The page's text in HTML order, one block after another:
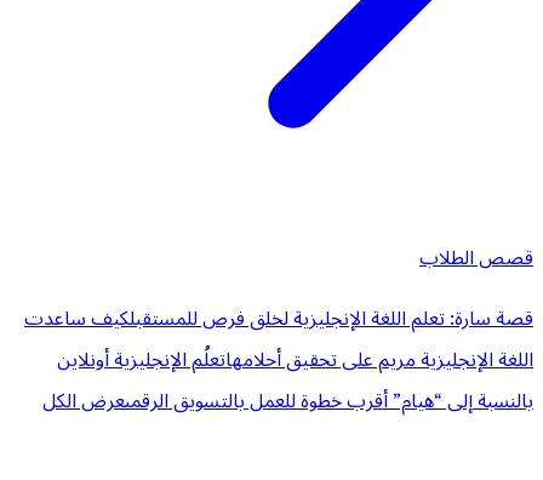
قصص الطلاب
قصة سارة: تعلم اللغة الإنجليزية لخلق فرص للمستقبلكيف ساعدت
اللغة الإنجليزية مريم على تحقيق أحلامهاتعلُم الإنجليزية أونلاين
بالنسبة إلى “هيام” أقرب خطوة للعمل بالتسويق الرقمىعرض الكل